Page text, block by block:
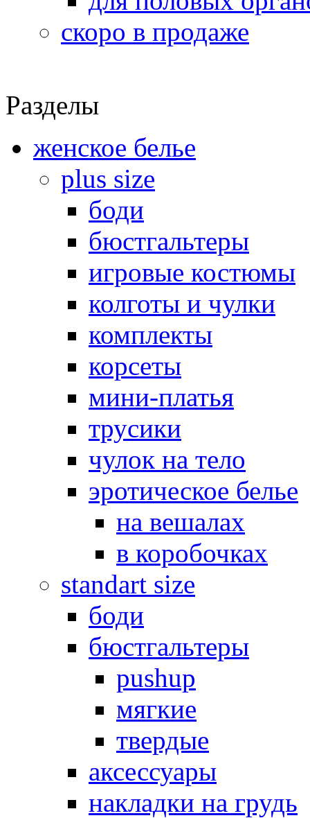
скоро в продаже
Разделы
женское белье
plus size
боди
бюстгальтеры
игровые костюмы
колготы и чулки
комплекты
корсеты
мини-платья
трусики
чулок на тело
эротическое белье
на вешалах
в коробочках
standart size
боди
бюстгальтеры
pushup
мягкие
твердые
аксессуары
накладки на грудь